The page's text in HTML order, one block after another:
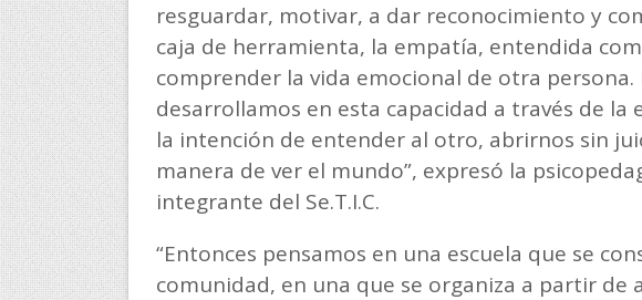
resguardar, motivar, a dar reconocimiento y
caja de herramienta, la empatía, entendida
comprender la vida emocional de otra
desarrollamos en esta capacidad a través de la
la intención de entender al otro, abrirnos sin
manera de ver el mundo”, expresó la
integrante del Se.T.I.C.
“Entonces pensamos en una escuela que se
comunidad, en una que se organiza a partir de